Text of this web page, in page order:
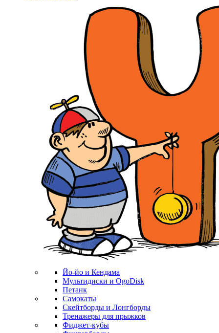
Йо-йо и Кендама
Мультидиски и OgoDisk
Петанк
Самокаты
Скейтборды и Лонгборды
Тренажеры для прыжков
Фиджет-кубы